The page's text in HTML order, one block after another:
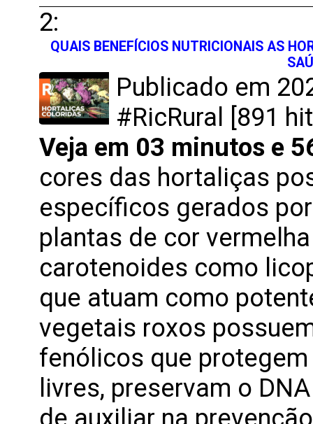
2:
QUAIS BENEFÍCIOS NUTRICIONAIS AS
Publicado em
#RicRural [891
Veja em 03 minutos e
cores das hortaliças
específicos gerados
plantas de cor
carotenoides como
que atuam como
vegetais roxos
fenólicos que
livres, preservam o
de auxiliar na